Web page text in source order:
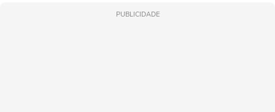
PUBLICIDADE